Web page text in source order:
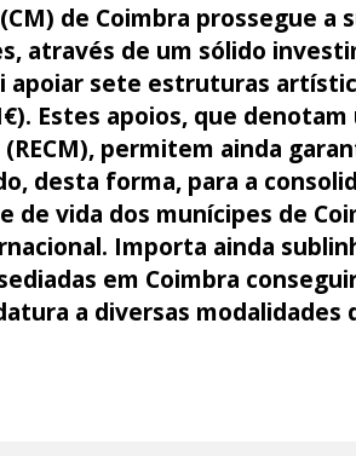
de Coimbra prossegue
através de um sólido
apoiar sete estruturas
Estes apoios, que
permitem ainda
desta forma, para a
de vida dos munícipes de
Importa ainda
em Coimbra
a diversas